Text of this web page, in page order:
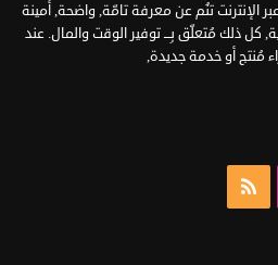
الإنترنت تنُم عن معرفة تامّة, واضحة, أمينة
كل ذلك مُتعلّق بِـــ توفير الوقت والمال. عند
مُنتج أو خدمة جديدة,
انستقرام